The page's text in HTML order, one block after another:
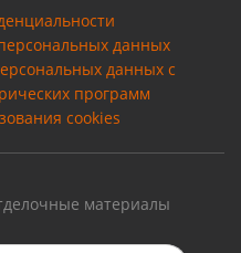
данных
данных с
программ
cookies
материалы